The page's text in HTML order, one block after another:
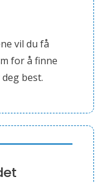
vil du få
for å finne
best.